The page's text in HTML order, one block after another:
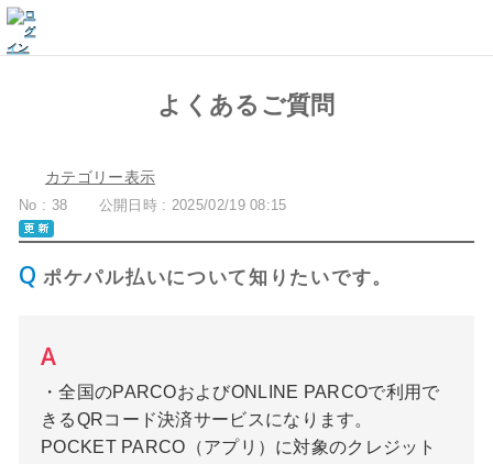
よくあるご質問
カテゴリー表示
No : 38 公開日時 : 2025/02/19 08:15
ポケパル払いについて知りたいです。
・全国のPARCOおよびONLINE PARCOで利用で
きるQRコード決済サービスになります。
POCKET PARCO（アプリ）に対象のクレジット